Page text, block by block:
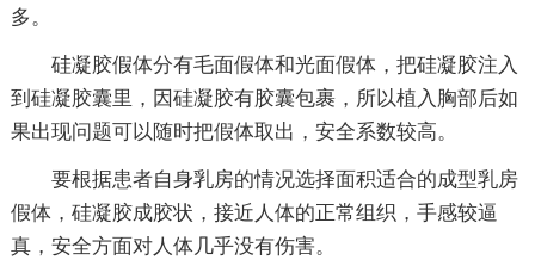
多。
硅凝胶假体分有毛面假体和光面假体，把硅凝胶注入
到硅凝胶囊里，因硅凝胶有胶囊包裹，所以植入胸部后如
果出现问题可以随时把假体取出，安全系数较高。
要根据患者自身乳房的情况选择面积适合的成型乳房
假体，硅凝胶成胶状，接近人体的正常组织，手感较逼
真，安全方面对人体几乎没有伤害。